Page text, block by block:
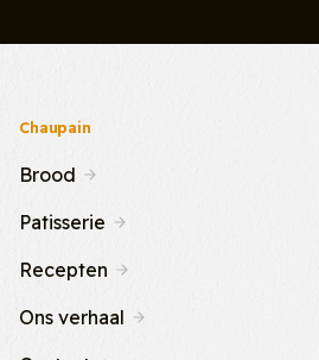
Chaupain
Brood
Patisserie
Recepten
Ons verhaal